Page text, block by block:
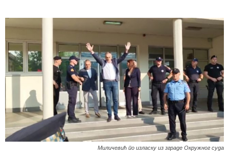
Миличевић по изласку из зграде Окружног суда